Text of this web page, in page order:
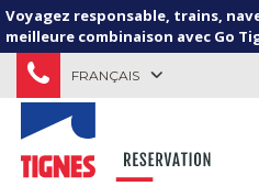
Voyagez responsable, trains,
meilleure combinaison avec Go
FRANÇAIS